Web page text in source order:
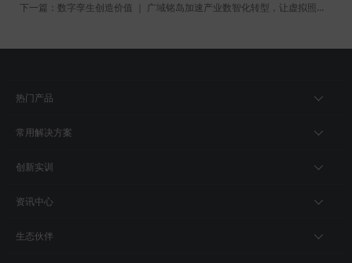
下一篇：数字孪生创造价值 ｜ 广域铭岛加速产业数智化转型，让虚拟照进现实！
热门产品
常用解决方案
创新实训
资讯中心
生态伙伴